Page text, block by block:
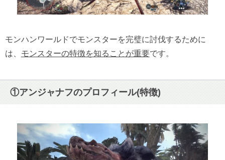
③部分破壊の報酬
①アンジャナフの攻撃パターンを解説
③おすすめ装備、武器の紹介
モンハンワールドでモンスターを完璧に討伐するために
は、 モンスターの特徴を知ることが重要です。
①アンジャナフのプロフィール(特徴)